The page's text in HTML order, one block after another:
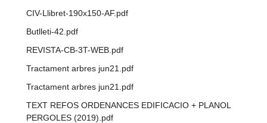
CIV-Llibret-190x150-AF.pdf
Butlleti-42.pdf
REVISTA-CB-3T-WEB.pdf
Tractament arbres jun21.pdf
Tractament arbres jun21.pdf
TEXT REFOS ORDENANCES EDIFICACIO + PLANOL
PERGOLES (2019).pdf